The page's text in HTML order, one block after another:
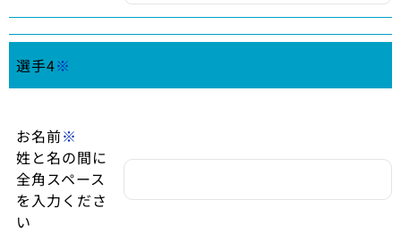
選手4※
お名前※
姓と名の間に
全角スペース
を入力くださ
い